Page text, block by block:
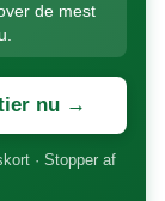
de mest
nu →
· Stopper af